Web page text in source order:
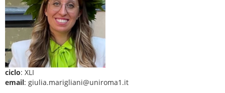
ciclo: XLI
email: giulia.marigliani@uniroma1.it